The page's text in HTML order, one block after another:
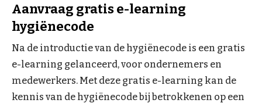
Aanvraag gratis e-learning
hygiënecode
Na de introductie van de hygiënecode is een gratis
e-learning gelanceerd, voor ondernemers en
medewerkers. Met deze gratis e-learning kan de
kennis van de hygiënecode bij betrokkenen op een